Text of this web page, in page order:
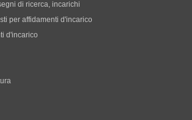
di ricerca, incarichi
per affidamenti d'incarico
d'incarico